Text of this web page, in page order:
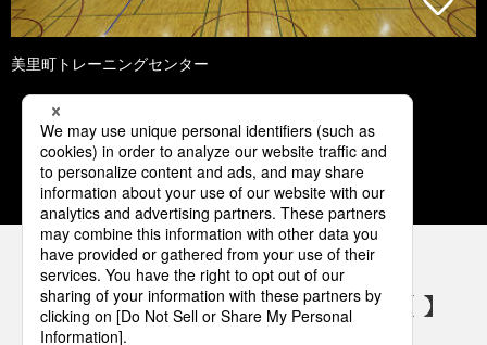
美里町トレーニングセンター
1 2 3 4 5
パナソニックの電気設備 SNSアカウント